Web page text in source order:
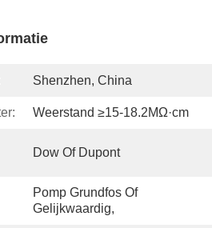
Shenzhen, China
Weerstand ≥15-18.2MΩ·cm
Dow Of Dupont
Pomp Grundfos Of
Gelijkwaardig,